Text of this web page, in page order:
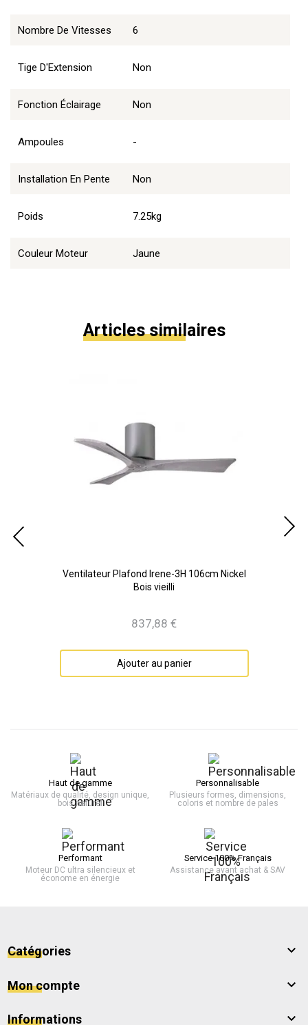
Nombre De Vitesses 6
Tige D'Extension Non
Fonction Éclairage Non
Ampoules -
Installation En Pente Non
Poids 7.25kg
Couleur Moteur Jaune
Articles similaires
Ventilateur Plafond Irene-3H 106cm Nickel
Bois vieilli
Prix
837,88 €
Ajouter au panier
Haut de gamme
Matériaux de qualité, design unique,
bois naturel
Personnalisable
Plusieurs formes, dimensions,
coloris et nombre de pales
Performant
Moteur DC ultra silencieux et
économe en énergie
Service 100% Français
Assistance avant achat & SAV
Catégories 
Mon compte 
Informations 